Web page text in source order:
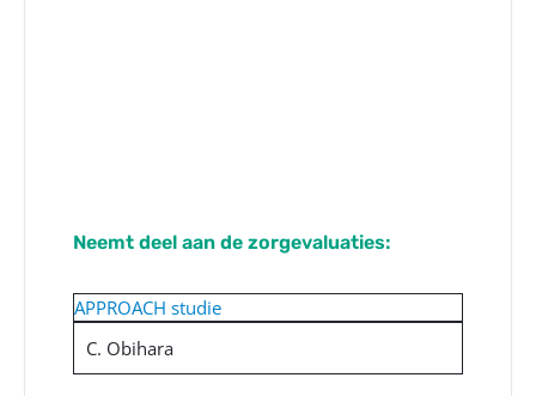
Neemt deel aan de zorgevaluaties:
APPROACH studie
C. Obihara